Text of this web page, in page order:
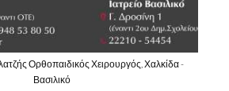
Ορθοπαιδικός Χειρουργός, Χαλκίδα -
Βασιλικό